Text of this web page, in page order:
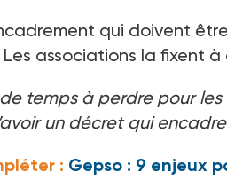
qui doivent
associations la fixent
de temps à perdre pour
un décret qui
: Gepso : 9 enjeux